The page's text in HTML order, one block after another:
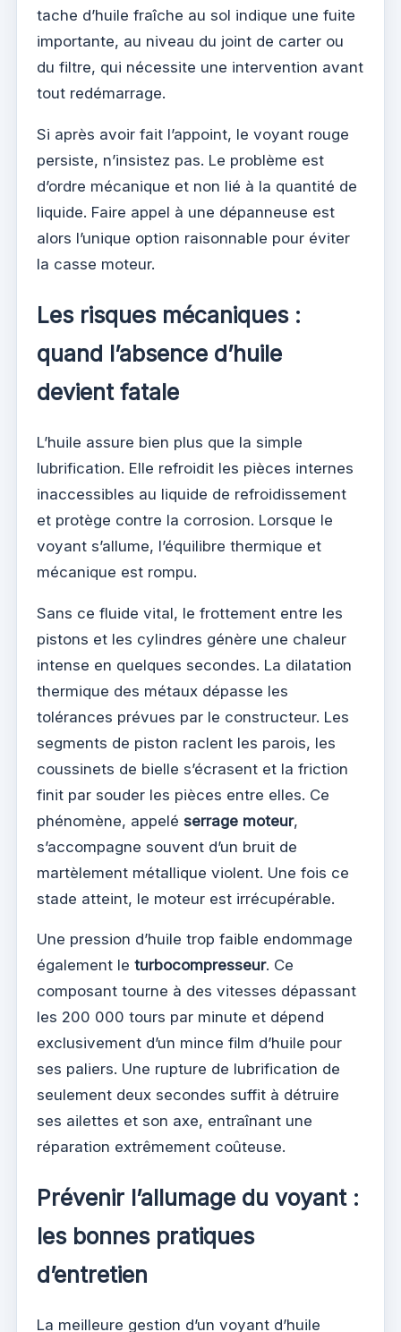
tache d’huile fraîche au sol indique une fuite
importante, au niveau du joint de carter ou
du filtre, qui nécessite une intervention avant
tout redémarrage.
Si après avoir fait l’appoint, le voyant rouge
persiste, n’insistez pas. Le problème est
d’ordre mécanique et non lié à la quantité de
liquide. Faire appel à une dépanneuse est
alors l’unique option raisonnable pour éviter
la casse moteur.
Les risques mécaniques :
quand l’absence d’huile
devient fatale
L’huile assure bien plus que la simple
lubrification. Elle refroidit les pièces internes
inaccessibles au liquide de refroidissement
et protège contre la corrosion. Lorsque le
voyant s’allume, l’équilibre thermique et
mécanique est rompu.
Sans ce fluide vital, le frottement entre les
pistons et les cylindres génère une chaleur
intense en quelques secondes. La dilatation
thermique des métaux dépasse les
tolérances prévues par le constructeur. Les
segments de piston raclent les parois, les
coussinets de bielle s’écrasent et la friction
finit par souder les pièces entre elles. Ce
phénomène, appelé serrage moteur,
s’accompagne souvent d’un bruit de
martèlement métallique violent. Une fois ce
stade atteint, le moteur est irrécupérable.
Une pression d’huile trop faible endommage
également le turbocompresseur. Ce
composant tourne à des vitesses dépassant
les 200 000 tours par minute et dépend
exclusivement d’un mince film d’huile pour
ses paliers. Une rupture de lubrification de
seulement deux secondes suffit à détruire
ses ailettes et son axe, entraînant une
réparation extrêmement coûteuse.
Prévenir l’allumage du voyant :
les bonnes pratiques
d’entretien
La meilleure gestion d’un voyant d’huile